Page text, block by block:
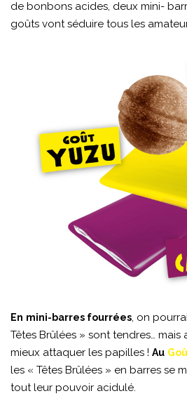
de bonbons acides, deux mini-
goûts vont séduire tous les
En mini-barres fourrées, on
Têtes Brûlées » sont tendres… mais
mieux attaquer les papilles ! Au
les « Têtes Brûlées » en barres se
tout leur pouvoir acidulé.